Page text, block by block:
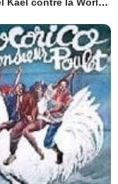
Michael Kael contre la World News Company